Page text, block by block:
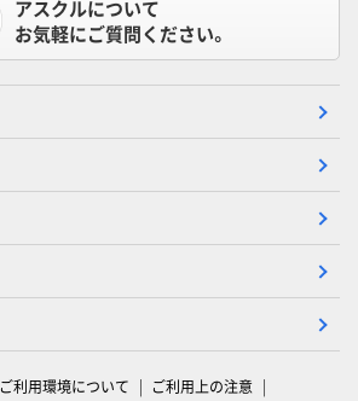
アスクルについて
お気軽にご質問ください。
ご利用環境について ご利用上の注意